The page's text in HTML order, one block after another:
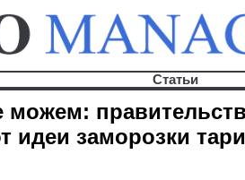
Статьи
можем:
идеи заморозки